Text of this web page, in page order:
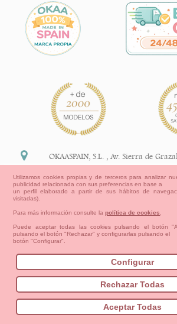
Bebés Pequeños/as Niña Niño
NUEVA COLECCION
OUTLET-ULTIMAS
Información Legal
política de devoluciones y
Aviso Legal Aviso Cookies
Cómo crear tu cuenta OKAA.
Mapa del
OKAASPAIN, S.L. ,Av. Sierra de
+34 91 113 89 09
Utilizamos cookies propias y de terceros para analizar
publicidad relacionada con sus preferencias en base a
un perfil elaborado a partir de sus hábitos de
visitadas).
Para más información consulte lapolítica de cookies
Puede aceptar todas las cookies pulsando el botón
pulsando el botón "Rechazar" y configurarlas pulsando el
botón "Configurar".
Configurar
Rechazar Todas
Aceptar Todas